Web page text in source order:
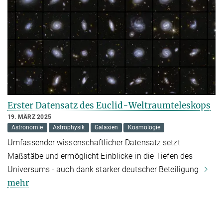
Erster Datensatz des Euclid-Weltraumteleskops
19. MÄRZ 2025
Astronomie
Astrophysik Galaxien Kosmologie
Umfassender wissenschaftlicher Datensatz setzt
Maßstäbe und ermöglicht Einblicke in die Tiefen des
Universums - auch dank starker deutscher Beteiligung
mehr